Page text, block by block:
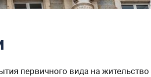
первичного вида на жительство